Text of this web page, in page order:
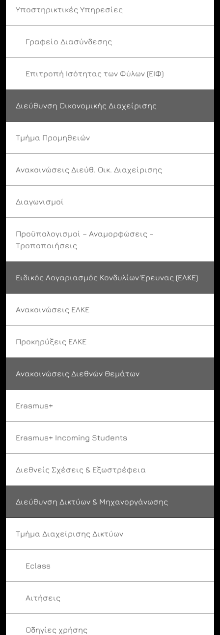
Υποστηρικτικές Υπηρεσίες
Γραφείο Διασύνδεσης
Επιτροπή Ισότητας των Φύλων (ΕΙΦ)
Διεύθυνση Οικονομικής Διαχείρισης
Τμήμα Προμηθειών
Ανακοινώσεις Διεύθ. Οικ. Διαχείρισης
Διαγωνισμοί
Προϋπολογισμοί – Αναμορφώσεις –
Τροποποιήσεις
Ειδικός Λογαριασμός Κονδυλίων Έρευνας (ΕΛΚΕ)
Ανακοινώσεις ΕΛΚΕ
Προκηρύξεις ΕΛΚΕ
Ανακοινώσεις Διεθνών Θεμάτων
Erasmus+
Erasmus+ Incoming Students
Διεθνείς Σχέσεις & Εξωστρέφεια
Διεύθυνση Δικτύων & Μηχανοργάνωσης
Τμήμα Διαχείρισης Δικτύων
Eclass
Αιτήσεις
Οδηγίες χρήσης